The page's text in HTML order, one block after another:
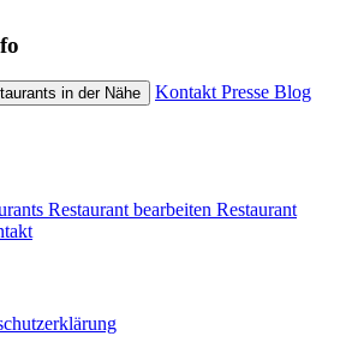
in der Nähe Kontakt Presse Blog
Restaurant bearbeiten Restaurant